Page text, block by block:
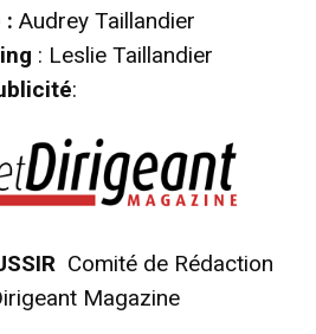
: Audrey Taillandier
: Leslie Taillandier
:
Comité de Rédaction
Magazine